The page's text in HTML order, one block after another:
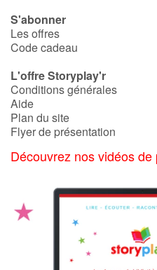
S'abonner
Les offres
Code cadeau
L'offre Storyplay'r
Conditions générales
Aide
Plan du site
Flyer de présentation
Découvrez nos vidéos de